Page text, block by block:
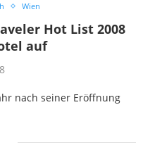
Wien
Hot List 2008
auf
nach seiner Eröffnung